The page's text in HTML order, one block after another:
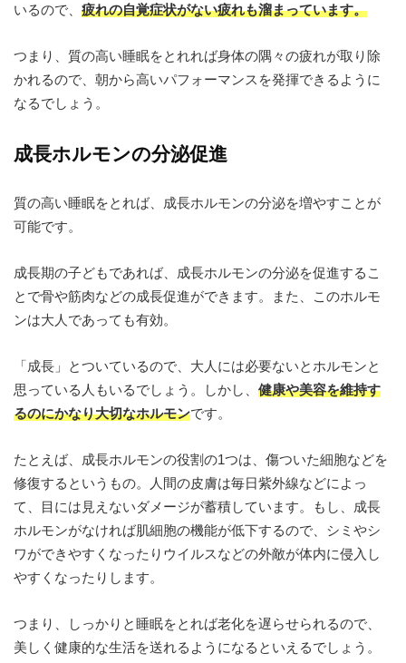
いるので、 疲れの自覚症状がない疲れも溜まっています。
つまり、質の高い睡眠をとれれば身体の隅々の疲れが取り除
かれるので、朝から高いパフォーマンスを発揮できるように
なるでしょう。
成長ホルモンの分泌促進
質の高い睡眠をとれば、成長ホルモンの分泌を増やすことが
可能です。
成長期の子どもであれば、成長ホルモンの分泌を促進するこ
とで骨や筋肉などの成長促進ができます。また、このホルモ
ンは大人であっても有効。
「成長」とついているので、大人には必要ないとホルモンと
思っている人もいるでしょう。しかし、 健康や美容を維持す
るのにかなり大切なホルモンです。
たとえば、成長ホルモンの役割の1つは、傷ついた細胞などを
修復するというもの。人間の皮膚は毎日紫外線などによっ
て、目には見えないダメージが蓄積しています。もし、成長
ホルモンがなければ肌細胞の機能が低下するので、シミやシ
ワができやすくなったりウイルスなどの外敵が体内に侵入し
やすくなったりします。
つまり、しっかりと睡眠をとれば老化を遅らせられるので、
美しく健康的な生活を送れるようになるといえるでしょう。